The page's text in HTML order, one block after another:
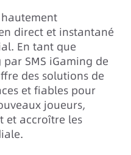
direct et instantané
En tant que
SMS iGaming de
des solutions de
et fiables pour
joueurs,
et accroître les